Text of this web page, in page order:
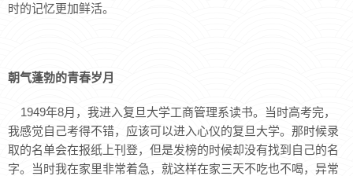
时的记忆更加鲜活。
朝气蓬勃的青春岁月
1949年8月，我进入复旦大学工商管理系读书。当时高考完，
我感觉自己考得不错，应该可以进入心仪的复旦大学。那时候录
取的名单会在报纸上刊登，但是发榜的时候却没有找到自己的名
字。当时我在家里非常着急，就这样在家三天不吃也不喝，异常